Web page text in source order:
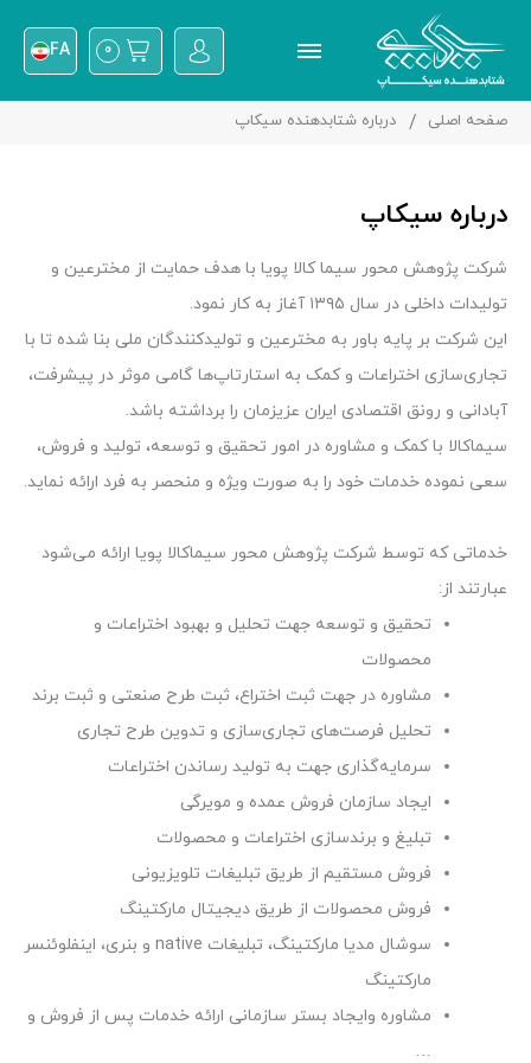
0
FA
صفحه اصلی درباره شتابدهنده سیکاپ
درباره سیکاپ
شرکت پژوهش محور سیما کالا پویا با هدف حمایت از مخترعین و
تولیدات داخلی در سال ۱۳۹۵ آغاز به کار نمود
.
این شرکت بر پایه باور به مخترعین و تولیدکنندگان ملی بنا شده تا با
تجاری‌سازی اختراعات و کمک به استارتاپ‌ها گامی موثر در پیشرفت،
آبادانی و رونق اقتصادی ایران عزیزمان را برداشته باشد.
سیماکالا با کمک و مشاوره در امور تحقیق و توسعه، تولید و فروش،
سعی نموده خدمات خود را به صورت ویژه و منحصر به فرد ارائه نماید.
خدماتی که توسط شرکت پژوهش محور سیماکالا پویا ارائه می‌شود
عبارتند از:
تحقیق و توسعه جهت تحلیل و بهبود اختراعات و
محصولات
مشاوره در جهت ثبت اختراع، ثبت طرح صنعتی و ثبت برند
تحلیل فرصت‌های تجاری‌سازی و تدوین طرح تجاری
سرمایه‌گذاری جهت به تولید رساندن اختراعات
ایجاد سازمان فروش عمده و مویرگی
تبلیغ و برندسازی اختراعات و محصولات
فروش مستقیم از طریق تبلیغات تلویزیونی
فروش محصولات از طریق دیجیتال مارکتینگ
سوشال مدیا مارکتینگ، تبلیغات native و بنری، اینفلوئنسر
مارکتینگ
مشاوره وایجاد بستر سازمانی ارائه خدمات پس از فروش و
…